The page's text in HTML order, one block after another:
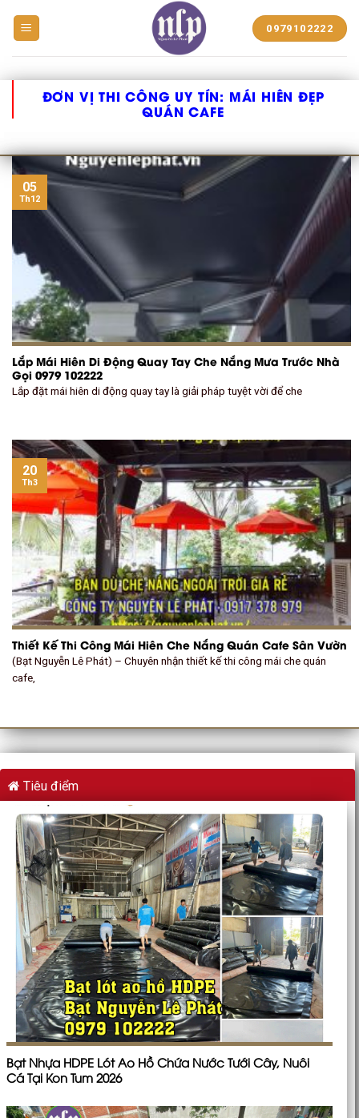
NHỰA
0979102222
ĐƠN VỊ THI CÔNG UY TÍN: MÁI HIÊN ĐẸP
QUÁN CAFE
Lắp Mái Hiên Di Động Quay Tay Che Nắng Mưa Trước Nhà
Gọi 0979 102222
Lắp đặt mái hiên di động quay tay là giải pháp tuyệt vời để che
05
Th12
Thiết Kế Thi Công Mái Hiên Che Nắng Quán Cafe Sân Vườn
(Bạt Nguyễn Lê Phát) – Chuyên nhận thiết kế thi công mái che quán
cafe,
20
Th3
Tiêu điểm
Bạt Nhựa HDPE Lót Ao Hồ Chứa Nước Tưới Cây, Nuôi
Cá Tại Kon Tum 2026